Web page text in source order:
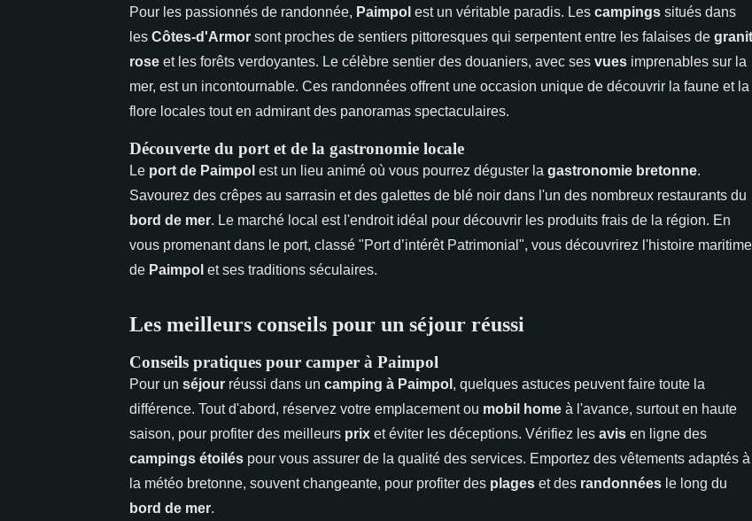
Pour les passionnés de randonnée, Paimpol est un véritable paradis. Les campings situés dans
les Côtes-d'Armor sont proches de sentiers pittoresques qui serpentent entre les falaises de granit
rose et les forêts verdoyantes. Le célèbre sentier des douaniers, avec ses vues imprenables sur la
mer, est un incontournable. Ces randonnées offrent une occasion unique de découvrir la faune et la
flore locales tout en admirant des panoramas spectaculaires.
Découverte du port et de la gastronomie locale
Le port de Paimpol est un lieu animé où vous pourrez déguster la gastronomie bretonne.
Savourez des crêpes au sarrasin et des galettes de blé noir dans l'un des nombreux restaurants du
bord de mer. Le marché local est l'endroit idéal pour découvrir les produits frais de la région. En
vous promenant dans le port, classé "Port d’intérêt Patrimonial", vous découvrirez l'histoire maritime
de Paimpol et ses traditions séculaires.
Les meilleurs conseils pour un séjour réussi
Conseils pratiques pour camper à Paimpol
Pour un séjour réussi dans un camping à Paimpol , quelques astuces peuvent faire toute la
différence. Tout d'abord, réservez votre emplacement ou mobil home à l'avance, surtout en haute
saison, pour profiter des meilleurs prix et éviter les déceptions. Vérifiez les avis en ligne des
campings étoilés pour vous assurer de la qualité des services. Emportez des vêtements adaptés à
la météo bretonne, souvent changeante, pour profiter des plages et des randonnées le long du
bord de mer.